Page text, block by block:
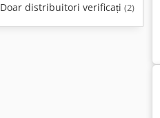
Doar distribuitori verificați (2)